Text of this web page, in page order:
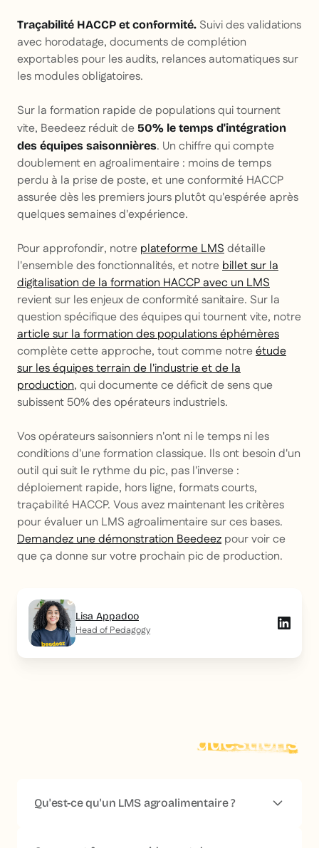
Traçabilité HACCP et conformité. Suivi des validations
avec horodatage, documents de complétion
exportables pour les audits, relances automatiques sur
les modules obligatoires.
Sur la formation rapide de populations qui tournent
vite, Beedeez réduit de 50% le temps d'intégration
des équipes saisonnières. Un chiffre qui compte
doublement en agroalimentaire : moins de temps
perdu à la prise de poste, et une conformité HACCP
assurée dès les premiers jours plutôt qu'espérée après
quelques semaines d'expérience.
Pour approfondir, notre plateforme LMSdétaille
l'ensemble des fonctionnalités, et notrebillet sur la
digitalisation de la formation HACCP avec un LMS
revient sur les enjeux de conformité sanitaire. Sur la
question spécifique des équipes qui tournent vite, notre
article sur la formation des populations éphémères
complète cette approche, tout comme notreétude
sur les équipes terrain de l'industrie et de la
production, qui documente ce déficit de sens que
subissent 50% des opérateurs industriels.
Vos opérateurs saisonniers n'ont ni le temps ni les
conditions d'une formation classique. Ils ont besoin d'un
outil qui suit le rythme du pic, pas l'inverse :
déploiement rapide, hors ligne, formats courts,
traçabilité HACCP. Vous avez maintenant les critères
pour évaluer un LMS agroalimentaire sur ces bases.
Demandez une démonstration Beedeez pour voir ce
que ça donne sur votre prochain pic de production.
Lisa Appadoo
Head of Pedagogy
questions
Qu'est-ce qu'un LMS agroalimentaire ?